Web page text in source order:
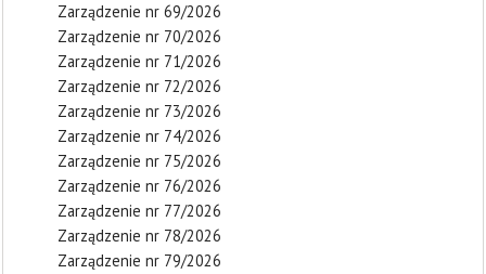
Zarządzenie nr 69/2026
Zarządzenie nr 70/2026
Zarządzenie nr 71/2026
Zarządzenie nr 72/2026
Zarządzenie nr 73/2026
Zarządzenie nr 74/2026
Zarządzenie nr 75/2026
Zarządzenie nr 76/2026
Zarządzenie nr 77/2026
Zarządzenie nr 78/2026
Zarządzenie nr 79/2026